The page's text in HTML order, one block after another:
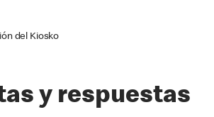
del Kiosko
y respuestas